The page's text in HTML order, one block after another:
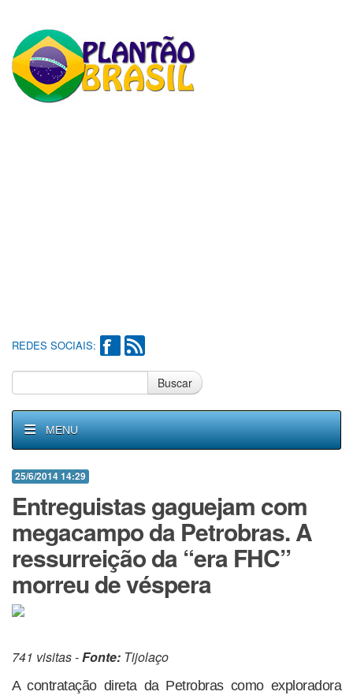
REDES SOCIAIS:
Buscar
MENU
25/6/2014 14:29
Entreguistas gaguejam com
megacampo da Petrobras. A
ressurreição da “era FHC”
morreu de véspera
741 visitas -Fonte: Tijolaço
A contratação direta da Petrobras como exploradora